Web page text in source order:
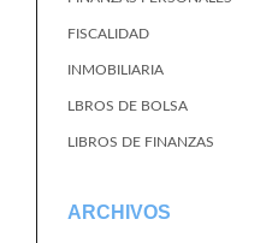
FISCALIDAD
INMOBILIARIA
LBROS DE BOLSA
LIBROS DE FINANZAS
ARCHIVOS